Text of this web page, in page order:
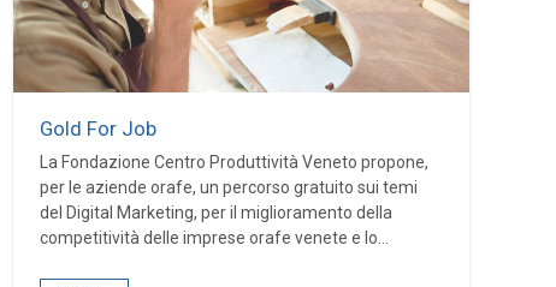
Gold For Job
La Fondazione Centro Produttività Veneto propone,
per le aziende orafe, un percorso gratuito sui temi
del Digital Marketing, per il miglioramento della
competitività delle imprese orafe venete e lo...